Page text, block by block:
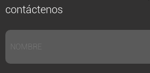
contáctenos